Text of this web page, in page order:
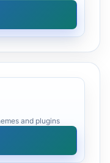
and plugins